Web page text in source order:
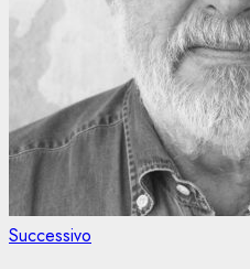
Successivo